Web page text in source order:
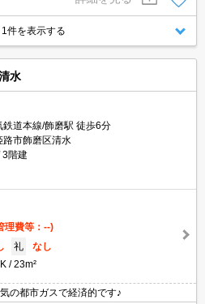
件を表示する
水
鉄道本線/飾磨駅 徒歩6分
路市飾磨区清水
3階建
理費等：--)
礼
なし
23m²
の都市ガスで経済的です♪